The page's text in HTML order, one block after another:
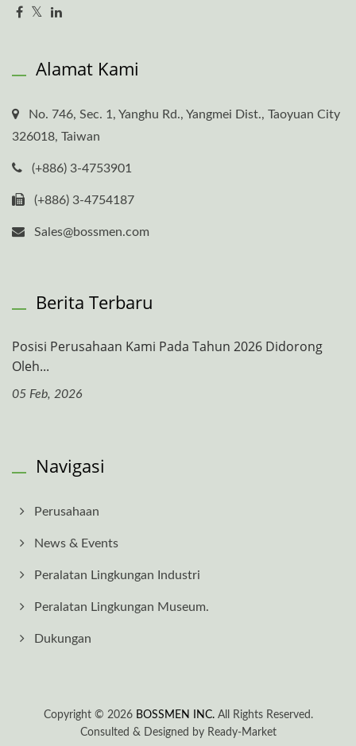
Alamat Kami
No. 746, Sec. 1, Yanghu Rd., Yangmei Dist., Taoyuan City
326018, Taiwan
(+886) 3-4753901
(+886) 3-4754187
Sales@bossmen.com
Berita Terbaru
Posisi Perusahaan Kami Pada Tahun 2026 Didorong
Oleh...
05 Feb, 2026
Navigasi
Perusahaan
News & Events
Peralatan Lingkungan Industri
Peralatan Lingkungan Museum.
Dukungan
Copyright © 2026 BOSSMEN INC.All Rights Reserved.
Consulted & Designed by Ready-Market